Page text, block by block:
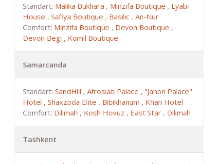
Standart: Malika Bukhara , Minzifa Boutique , Lyabi
House , Safiya Boutique , Basilic , An-Nur
Comfort: Minzifa Boutique , Devon Boutique ,
Devon Begi , Komil Boutique
Samarcanda
Standart: SandHill , Afrosiab Palace , "Jahon Palace"
Hotel , Shaxzoda Elite , Bibikhanum , Khan Hotel
Comfort: Dilimah , Kosh Hovuz , East Star , Dilimah
Tashkent